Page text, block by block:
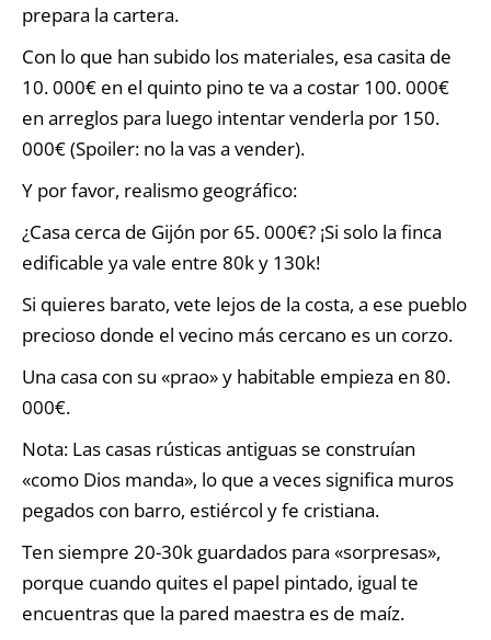
prepara la cartera.
Con lo que han subido los materiales, esa casita de
10. 000€ en el quinto pino te va a costar 100. 000€
en arreglos para luego intentar venderla por 150.
000€ (Spoiler: no la vas a vender).
Y por favor, realismo geográfico:
¿Casa cerca de Gijón por 65. 000€? ¡Si solo la finca
edificable ya vale entre 80k y 130k!
Si quieres barato, vete lejos de la costa, a ese pueblo
precioso donde el vecino más cercano es un corzo.
Una casa con su «prao» y habitable empieza en 80.
000€.
Nota: Las casas rústicas antiguas se construían
«como Dios manda», lo que a veces significa muros
pegados con barro, estiércol y fe cristiana.
Ten siempre 20-30k guardados para «sorpresas»,
porque cuando quites el papel pintado, igual te
encuentras que la pared maestra es de maíz.